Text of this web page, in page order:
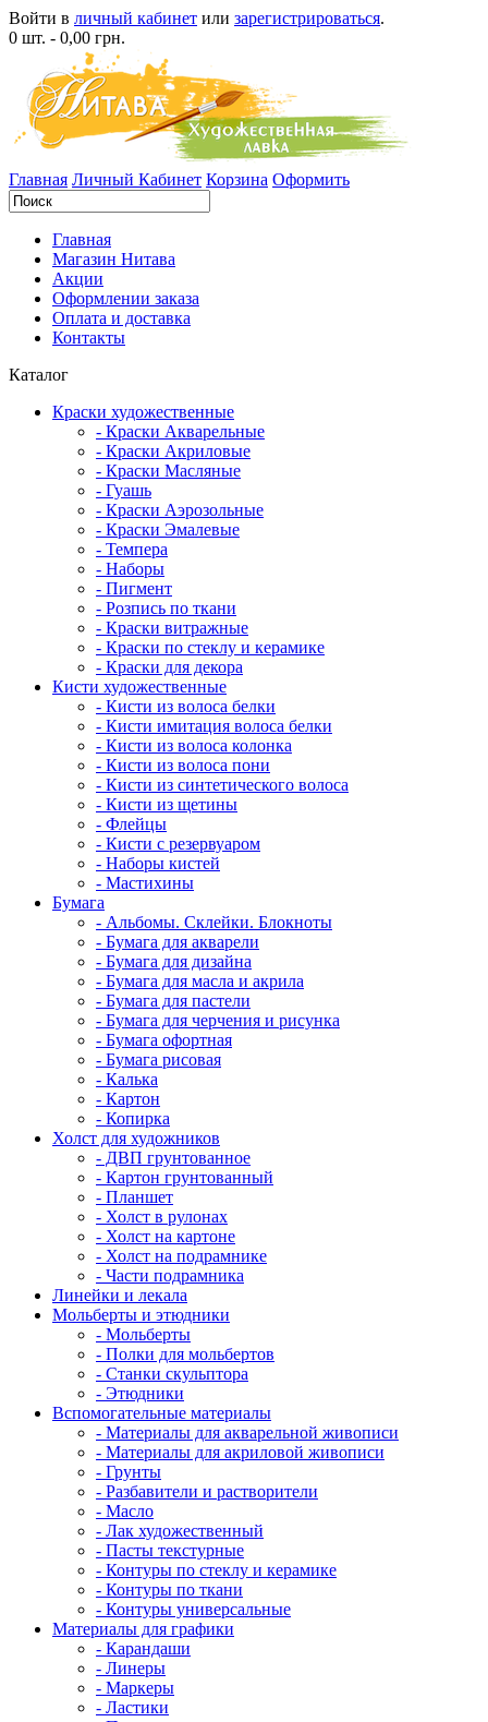
Войти в личный кабинет или зарегистрироваться.
0 шт. - 0,00 грн.
Главная Личный Кабинет Корзина Оформить
Главная
Магазин Нитава
Акции
Оформлении заказа
Оплата и доставка
Контакты
Каталог
Краски художественные
- Краски Акварельные
- Краски Акриловые
- Краски Масляные
- Гуашь
- Краски Аэрозольные
- Краски Эмалевые
- Темпера
- Наборы
- Пигмент
- Розпись по ткани
- Краски витражные
- Краски по стеклу и керамике
- Краски для декора
Кисти художественные
- Кисти из волоса белки
- Кисти имитация волоса белки
- Кисти из волоса колонка
- Кисти из волоса пони
- Кисти из синтетического волоса
- Кисти из щетины
- Флейцы
- Кисти с резервуаром
- Наборы кистей
- Мастихины
Бумага
- Альбомы. Склейки. Блокноты
- Бумага для акварели
- Бумага для дизайна
- Бумага для масла и акрила
- Бумага для пастели
- Бумага для черчения и рисунка
- Бумага офортная
- Бумага рисовая
- Калька
- Картон
- Копирка
Холст для художников
- ДВП грунтованное
- Картон грунтованный
- Планшет
- Холст в рулонах
- Холст на картоне
- Холст на подрамнике
- Части подрамника
Линейки и лекала
Мольберты и этюдники
- Мольберты
- Полки для мольбертов
- Станки скульптора
- Этюдники
Вспомогательные материалы
- Материалы для акварельной живописи
- Материалы для акриловой живописи
- Грунты
- Разбавители и растворители
- Масло
- Лак художественный
- Пасты текстурные
- Контуры по стеклу и керамике
- Контуры по ткани
- Контуры универсальные
Материалы для графики
- Карандаши
- Линеры
- Маркеры
- Ластики